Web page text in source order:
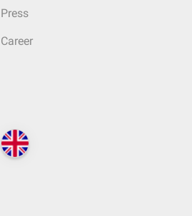
Press
Career